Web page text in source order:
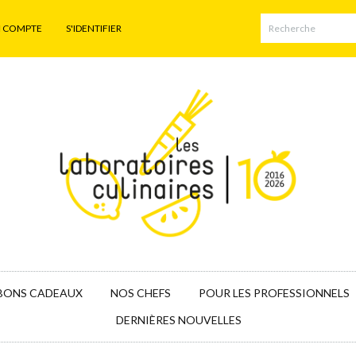
COMPTE S'IDENTIFIER
CADEAUX NOS CHEFS POUR LES PROFESSIONNELS
DERNIÈRES NOUVELLES